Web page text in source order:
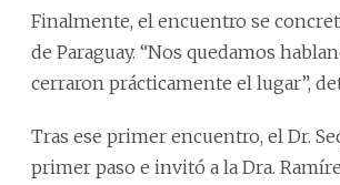
Finalmente, el encuentro se
de Paraguay. “Nos quedamos
cerraron prácticamente el lugar”,
Tras ese primer encuentro, el Dr.
primer paso e invitó a la Dra.